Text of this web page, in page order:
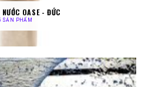
NƯỚC OASE - ĐỨC
SẢN PHẨM